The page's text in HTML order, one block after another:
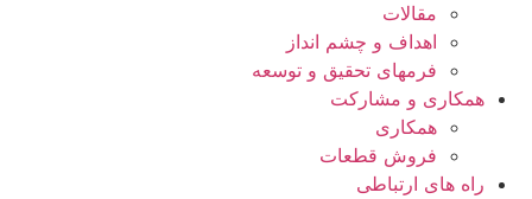
مقالات
اهداف و چشم انداز
فرمهای تحقیق و توسعه
همکاری و مشارکت
همکاری
فروش قطعات
راه های ارتباطی